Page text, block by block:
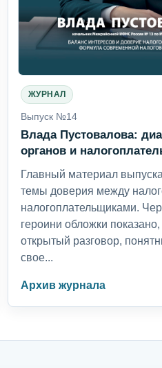
ЖУРНАЛ
Выпуск №14
Влада Пустовалова:
органов и
Главный материал
темы доверия между
налогоплательщиками.
героини обложки
открытый разговор,
свое...
Архив журнала